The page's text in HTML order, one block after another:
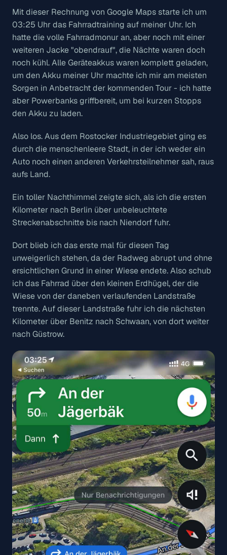
Mit dieser Rechnung von Google Maps starte ich um
03:25 Uhr das Fahrradtraining auf meiner Uhr. Ich
hatte die volle Fahrradmonur an, aber noch mit einer
weiteren Jacke "obendrauf", die Nächte waren doch
noch kühl. Alle Geräteakkus waren komplett geladen,
um den Akku meiner Uhr machte ich mir am meisten
Sorgen in Anbetracht der kommenden Tour - ich hatte
aber Powerbanks griffbereit, um bei kurzen Stopps
den Akku zu laden.
Also los. Aus dem Rostocker Industriegebiet ging es
durch die menschenleere Stadt, in der ich weder ein
Auto noch einen anderen Verkehrsteilnehmer sah, raus
aufs Land.
Ein toller Nachthimmel zeigte sich, als ich die ersten
Kilometer nach Berlin über unbeleuchtete
Streckenabschnitte bis nach Niendorf fuhr.
Dort blieb ich das erste mal für diesen Tag
unweigerlich stehen, da der Radweg abrupt und ohne
ersichtlichen Grund in einer Wiese endete. Also schub
ich das Fahrrad über den kleinen Erdhügel, der die
Wiese von der daneben verlaufenden Landstraße
trennte. Auf dieser Landstraße fuhr ich die nächsten
Kilometer über Benitz nach Schwaan, von dort weiter
nach Güstrow.